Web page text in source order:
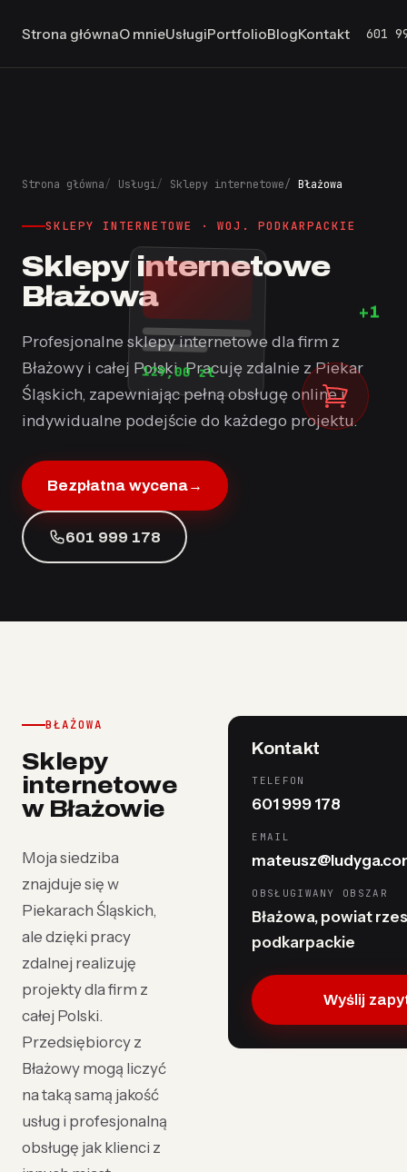
Strona głównaO mnieUsługiPortfolioBlogKontakt 601
129,00 zł
Strona główna Usługi Sklepy internetowe Błażowa
SKLEPY INTERNETOWE · WOJ. PODKARPACKIE
Sklepy internetowe
Błażowa
Profesjonalne sklepy internetowe dla firm z
Błażowy i całej Polski. Pracuję zdalnie z Piekar
Śląskich, zapewniając pełną obsługę online i
indywidualne podejście do każdego projektu.
Bezpłatna wycena→
601 999 178
BŁAŻOWA
Sklepy
internetowe
w Błażowie
Moja siedziba
znajduje się w
Piekarach Śląskich,
ale dzięki pracy
zdalnej realizuję
projekty dla firm z
całej Polski.
Przedsiębiorcy z
Błażowy mogą liczyć
na taką samą jakość
usług i profesjonalną
obsługę jak klienci z
Kontakt
TELEFON
601 999 178
EMAIL
OBSŁUGIWANY OBSZAR
Błażowa, powiat
podkarpackie
Wyślij